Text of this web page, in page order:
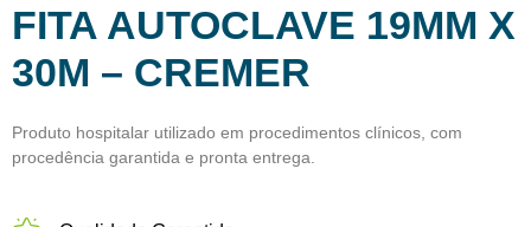
FITA AUTOCLAVE 19MM X
30M – CREMER
Produto hospitalar utilizado em procedimentos clínicos, com
procedência garantida e pronta entrega.